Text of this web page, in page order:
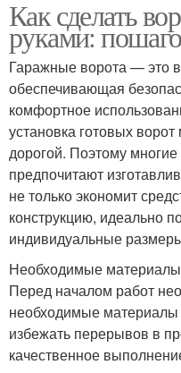
Как сделать
руками:
Гаражные ворота — это
обеспечивающая
комфортное
установка готовых
дорогой. Поэтому
предпочитают
не только экономит
конструкцию, идеально
индивидуальные
Необходимые
Перед началом работ
необходимые
избежать перерывов в
качественное